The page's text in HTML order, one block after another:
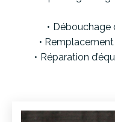
Débouchage
Réparation